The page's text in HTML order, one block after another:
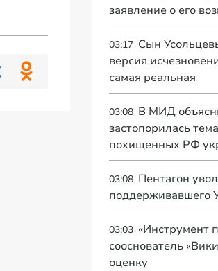
заявление о его
03:17 Сын
версия
самая реальная
03:08 В МИД
застопорилась
похищенных РФ
03:08 Пентагон
поддерживавшего
03:03 «Инструмент
сооснователь
оценку